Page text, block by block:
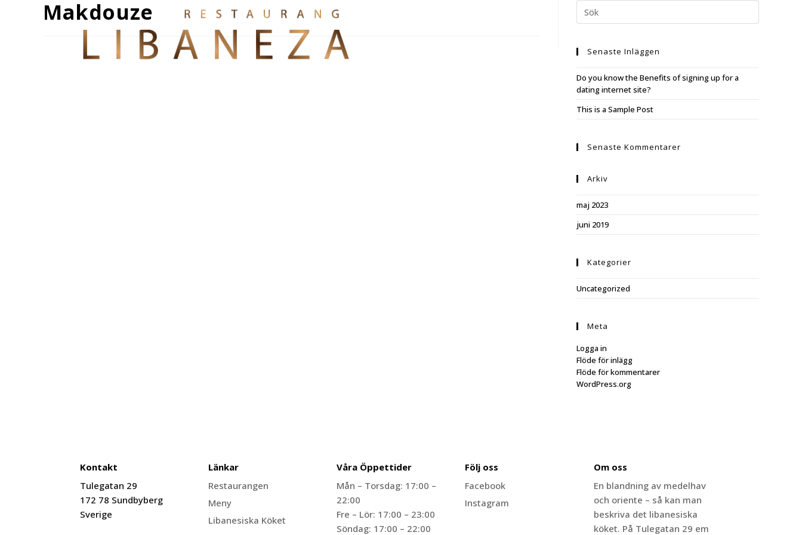
Makdouze
Senaste Inläggen
Do you know the Benefits of signing up for a
dating internet site?
This is a Sample Post
Senaste Kommentarer
Arkiv
maj 2023
juni 2019
Kategorier
Uncategorized
Meta
Logga in
Flöde för inlägg
Flöde för kommentarer
WordPress.org
Kontakt
Tulegatan 29
172 78 Sundbyberg
Sverige
Länkar
Restaurangen
Meny
Libanesiska Köket
Våra Öppettider​
Mån – Torsdag: 17:00 –
22:00
Fre – Lör: 17:00 – 23:00
Söndag: 17:00 – 22:00
Följ oss
Facebook
Instagram
Om oss
En blandning av medelhav
och oriente – så kan man
beskriva det libanesiska
köket. På Tulegatan 29 em